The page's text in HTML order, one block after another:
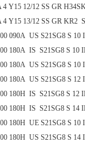
4 Y15 12/12 SS GR
4 Y15 13/12 SS GR KR2
090A US S21SG8 S 10
180A IS S21SG8 S 10
180A US S21SG8 S 10
180A US S21SG8 S 12
180H IS S21SG8 S 12
180H IS S21SG8 S 14
180H UE S21SG8 S 10
180H US S21SG8 S 14